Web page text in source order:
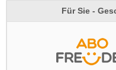
Für Sie -